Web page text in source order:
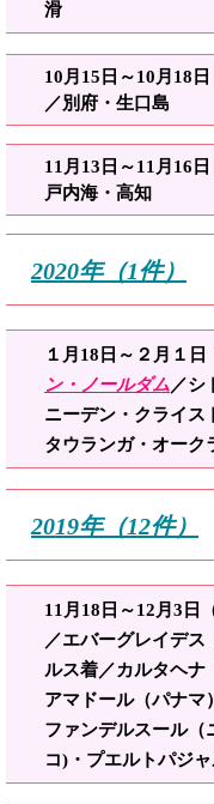
滑
10月15日～10月18
／別府・生口島
11月13日～11月16
戸内海・高知
2020年（1件）
１月18日～２月１日
ン・ノールダム／シ
ニーデン・クライス
タウランガ・オーク
2019年（12件）
11月18日～12月3日
／エバーグレイデ
ルス着／カルタヘナ
アマドール（パナマ
ファンデルスール（
コ)・プエルトパジ